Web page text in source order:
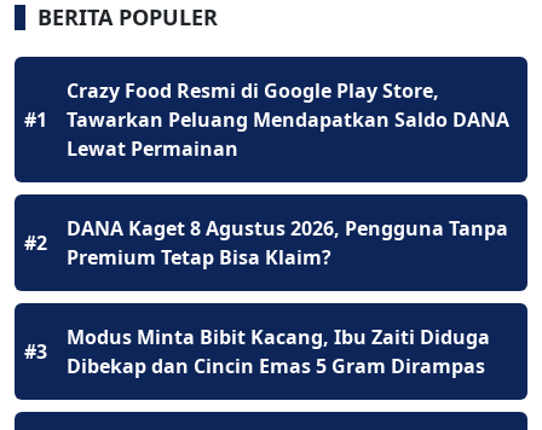
BERITA POPULER
#1
Crazy Food Resmi di Google Play Store,
Tawarkan Peluang Mendapatkan Saldo DANA
Lewat Permainan
#2
DANA Kaget 8 Agustus 2026, Pengguna Tanpa
Premium Tetap Bisa Klaim?
#3
Modus Minta Bibit Kacang, Ibu Zaiti Diduga
Dibekap dan Cincin Emas 5 Gram Dirampas